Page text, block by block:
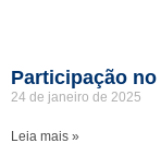
Participação
24 de janeiro de 2025
Leia mais »